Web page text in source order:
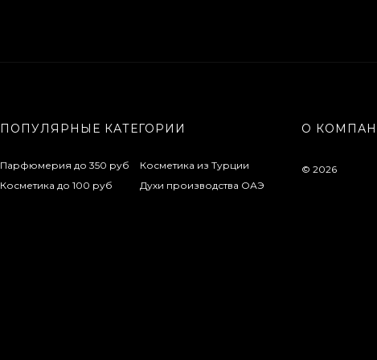
ПОПУЛЯРНЫЕ КАТЕГОРИИ
Парфюмерия до 350 руб
Косметика до 100 руб
Косметика из Турции
Духи производства ОАЭ
О
© 2026